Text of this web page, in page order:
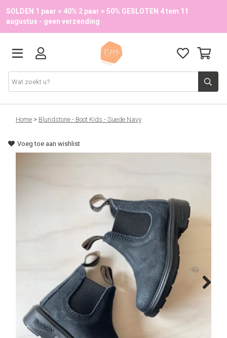
SOLDEN 1 paar = 40% 2 paar = 50% GESLOTEN 4 tem 11
augustus - geen verzending
Schoenen
School
Breng ons een bezoekje!
Contact
Home > Blundstone - Boot Kids - Suede Navy
Voeg toe aan wishlist